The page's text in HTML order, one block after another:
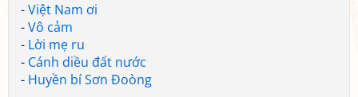
-Việt Nam ơi
-Vô cảm
- Lời mẹ ru
- Cánh diều đất nước
- Huyền bí Sơn Đoòng